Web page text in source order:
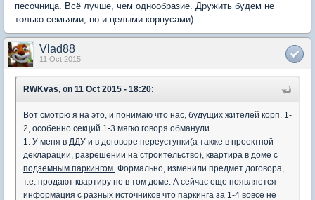
песочница. Всё лучше, чем однообразие. Дружить будем не
только семьями, но и целыми корпусами)
Vlad88
11 Oct 2015
RWKvas, on 11 Oct 2015 - 18:20:
Вот смотрю я на это, и понимаю что нас, будущих жителей корп. 1-
2, особенно секций 1-3 мягко говоря обманули.
1. У меня в ДДУ и в договоре переуступки(а также в проектной
декларации, разрешении на строительство), квартира в доме с
подземным паркингом. Формально, изменили предмет договора,
т.е. продают квартиру не в том доме. А сейчас еще появляется
информация с разных источников что паркинга за 1-4 вовсе не